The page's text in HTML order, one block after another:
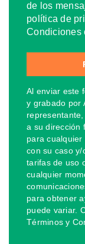
de los
política de
Condiciones
Al enviar este
y grabado por
a su dirección
para
con su caso y/
tarifas de uso
cualquier
para obtener
puede variar.
Términos y